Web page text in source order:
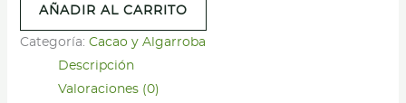
Polvo
-
Finestra
AÑADIR AL CARRITO
Categoría: Cacao y Algarroba
Descripción
Valoraciones (0)